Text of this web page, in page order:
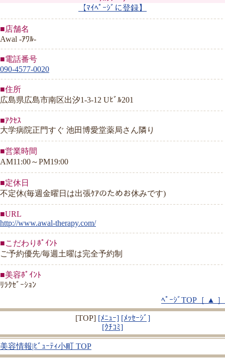
【ﾏｲﾍﾟｰｼﾞに登録】
■店舗名
Awal -ｱﾜﾙ-
■電話番号
090-4577-0020
■住所
広島県広島市南区出汐1-3-12 Uﾋﾞﾙ201
■ｱｸｾｽ
大学病院正門すぐ 池田博愛堂薬局さん隣り
■営業時間
AM11:00～PM19:00
■定休日
不定休(毎週金曜日は出張ｹｱのためお休みです)
■URL
http://www.awal-therapy.com/
■こだわりﾎﾟｲﾝﾄ
ご予約優先/毎週土曜は完全予約制
■美容ﾎﾟｲﾝﾄ
ﾘﾗｸｾﾞｰｼｮﾝ
ﾍﾟｰｼﾞTOP［ ▲ ］
[TOP] [ﾒﾆｭｰ] [ﾒｯｾｰｼﾞ]
[ｸﾁｺﾐ]
美容情報|ﾋﾞｭｰﾃｨ小町 TOP